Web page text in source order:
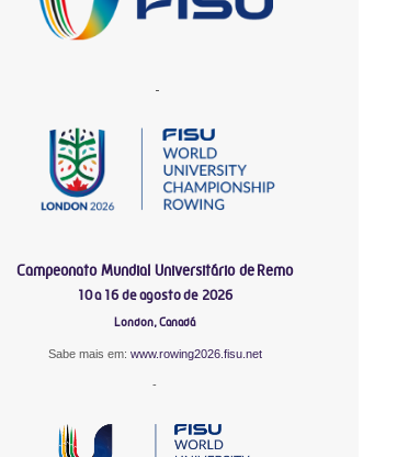
-
Campeonato Mundial Universitário de Remo
10 a 16 de agosto de 2026
London, Canadá
Sabe mais em: www.rowing2026.fisu.net
-